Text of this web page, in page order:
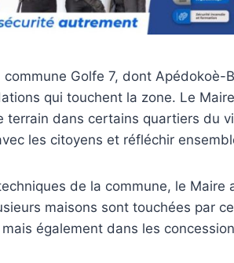
Golfe 7, dont Apédokoè-
qui touchent la zone. Le
terrain dans certains quartiers du
les citoyens et réfléchir
de la commune, le Maire
maisons sont touchées par
également dans les